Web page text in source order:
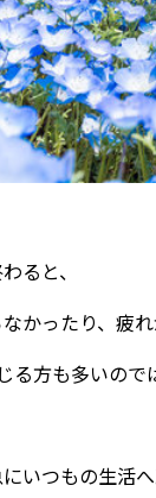
ると、
かったり、疲
る方も多いので
いつもの生活